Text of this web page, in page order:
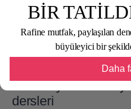
BİR
Rafine mutfak, paylaşılan
büyüleyici bir
Daha
Kros kayak:
dersleri